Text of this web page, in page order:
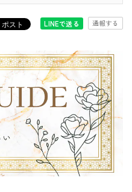
LINEで送る 通報する